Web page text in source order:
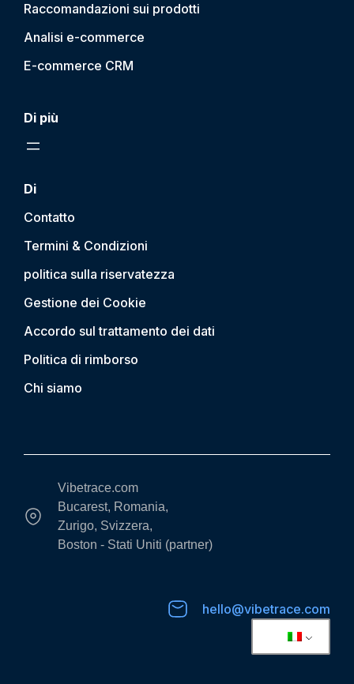
Raccomandazioni sui prodotti
Analisi e-commerce
E-commerce CRM
Di più
Di
Contatto
Termini & Condizioni
politica sulla riservatezza
Gestione dei Cookie
Accordo sul trattamento dei dati
Politica di rimborso
Chi siamo
Vibetrace.com
Bucarest, Romania,
Zurigo, Svizzera,
Boston - Stati Uniti (partner)
hello@vibetrace.com